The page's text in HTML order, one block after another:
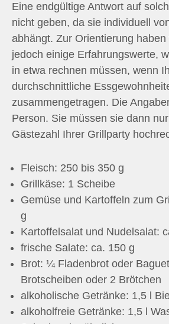
Eine endgültige Antwort auf
nicht geben, da sie individuell
abhängt. Zur Orientierung
jedoch einige Erfahrungswerte,
in etwa rechnen müssen, wenn
durchschnittliche
zusammengetragen. Die
Person. Sie müssen sie dann
Gästezahl Ihrer Grillparty
Fleisch: 250 bis 350 g
Grillkäse: 1 Scheibe
Gemüse und Kartoffeln zum
g
Kartoffelsalat und Nudelsalat:
frische Salate: ca. 150 g
Brot: ¼ Fladenbrot oder
Brotscheiben oder 2 Brötchen
alkoholische Getränke: 1,5 l
alkoholfreie Getränke: 1,5 l